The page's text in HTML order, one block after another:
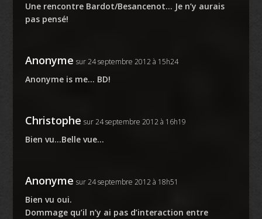
Une rencontre Bardot/Besancenot… Je n’y aurais
pas pensé!
Anonyme sur 24 septembre 2012 à 15h24
Anonyme is me… BD!
Christophe sur 24 septembre 2012 à 16h19
Bien vu…Belle vue…
Anonyme sur 24 septembre 2012 à 18h51
Bien vu oui.
Dommage qu’il n’y ai pas d’interaction entre